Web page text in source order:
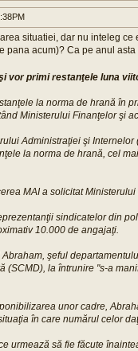
situatiei, dar nu inteleg
pana acum)? Ca pe anul
vor primi restanţele luna
la norma de hrană în
Ministerului Finanţelor şi
Administraţiei şi
la norma de hrană, cel
MAI a solicitat
sindicatelor din
10.000 de angajaţi.
şeful
(SCMD), la întrunire "s-a
unor cadre,
în care numărul celor
urmează să fie făcute